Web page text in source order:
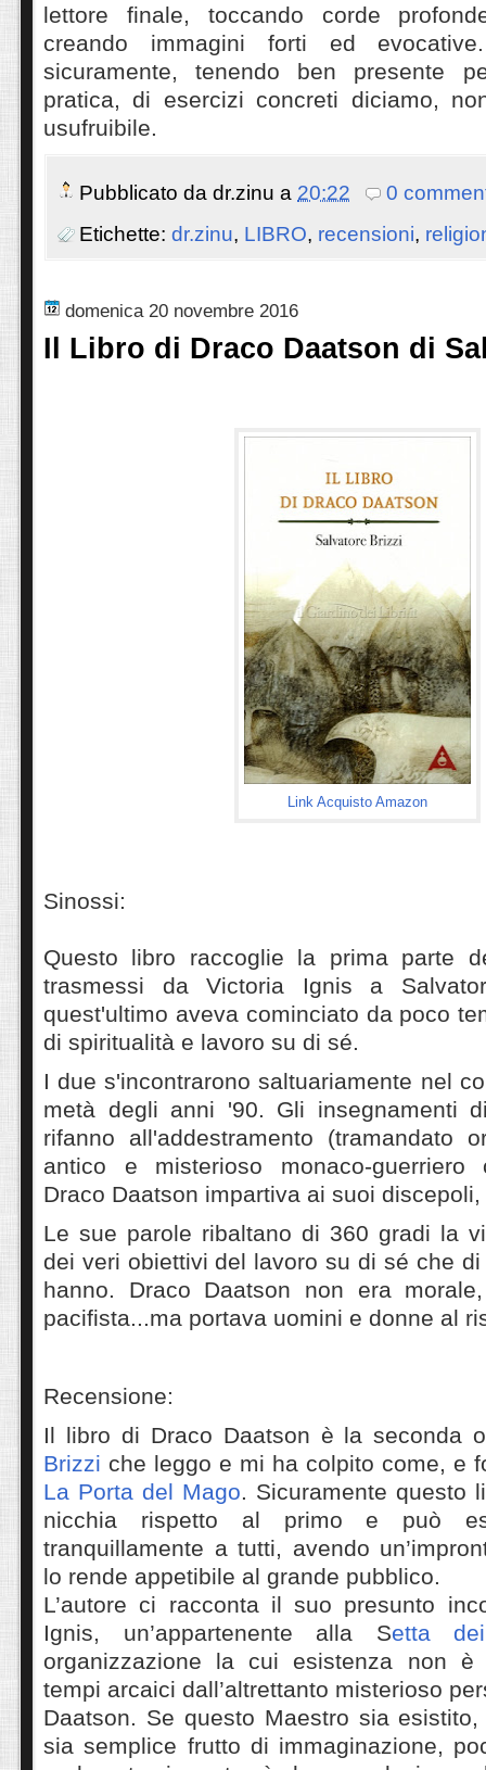
lettore finale, toccando corde
creando immagini forti ed
sicuramente, tenendo ben presente
pratica, di esercizi concreti diciamo,
usufruibile.
Pubblicato da dr.zinu a 20:22
0
Etichette: dr.zinu, LIBRO, recensioni,
domenica 20 novembre 2016
Il Libro di Draco Daatson di
Link Acquisto Amazon
Sinossi:
Questo libro raccoglie la prima parte
trasmessi da Victoria Ignis a
quest'ultimo aveva cominciato da poco
di spiritualità e lavoro su di sé.
I due s'incontrarono saltuariamente nel
metà degli anni '90. Gli insegnamenti
rifanno all'addestramento (tramandato
antico e misterioso monaco-guerriero
Draco Daatson impartiva ai suoi
Le sue parole ribaltano di 360 gradi la
dei veri obiettivi del lavoro su di sé che
hanno. Draco Daatson non era
pacifista...ma portava uomini e donne al
Recensione:
Il libro di Draco Daatson è la seconda
Brizzi che leggo e mi ha colpito come, e
La Porta del Mago. Sicuramente questo
nicchia rispetto al primo e può
tranquillamente a tutti, avendo
lo rende appetibile al grande pubblico.
L’autore ci racconta il suo presunto
Ignis, un’appartenente alla Setta
organizzazione la cui esistenza non
tempi arcaici dall’altrettanto misterioso
Daatson. Se questo Maestro sia esistito,
sia semplice frutto di immaginazione,